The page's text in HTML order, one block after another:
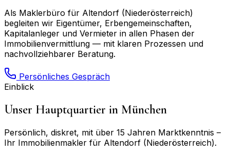
Als Maklerbüro für Altendorf (Niederösterreich)
begleiten wir Eigentümer, Erbengemeinschaften,
Kapitalanleger und Vermieter in allen Phasen der
Immobilienvermittlung — mit klaren Prozessen und
nachvollziehbarer Beratung.
Persönliches Gespräch
Einblick
Unser Hauptquartier in München
Persönlich, diskret, mit über 15 Jahren Marktkenntnis –
Ihr Immobilienmakler für Altendorf (Niederösterreich).